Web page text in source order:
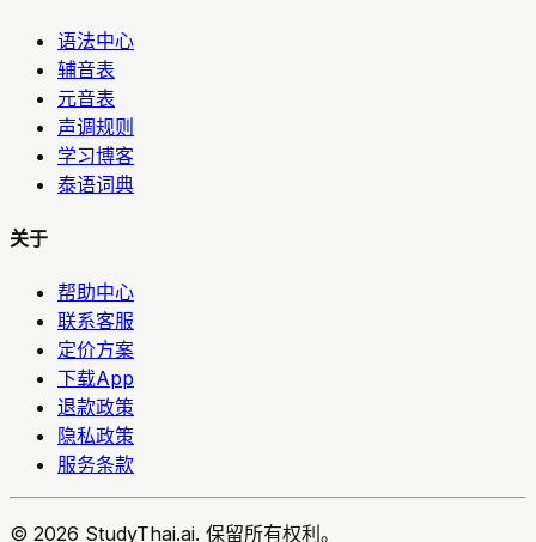
语法中心
辅音表
元音表
声调规则
学习博客
泰语词典
关于
帮助中心
联系客服
定价方案
下载App
退款政策
隐私政策
服务条款
© 2026 StudyThai.ai. 保留所有权利。